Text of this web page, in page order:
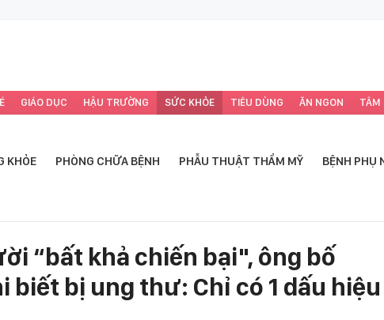
GIÁO DỤC HẬU TRƯỜNG SỨC KHỎE TIÊU DÙNG ĂN NGON TÂM
KHỎE PHÒNG CHỮA BỆNH PHẪU THUẬT THẨM MỸ BỆNH PHỤ
“bất khả chiến bại", ông bố
biết bị ung thư: Chỉ có 1 dấu hiệu